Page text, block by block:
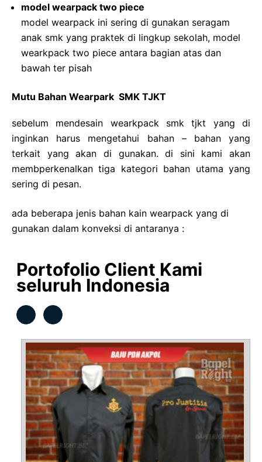
model wearpack two piece
model wearpack ini sering di gunakan seragam
anak smk yang praktek di lingkup sekolah, model
wearkpack two piece antara bagian atas dan
bawah ter pisah
Mutu Bahan Wearpark SMK TJKT
sebelum mendesain wearkpack smk tjkt yang di
inginkan harus mengetahui bahan – bahan yang
terkait yang akan di gunakan. di sini kami akan
membperkenalkan tiga kategori bahan utama yang
sering di pesan.
ada beberapa jenis bahan kain wearpack yang di
gunakan dalam konveksi di antaranya :
Portofolio Client Kami
seluruh Indonesia